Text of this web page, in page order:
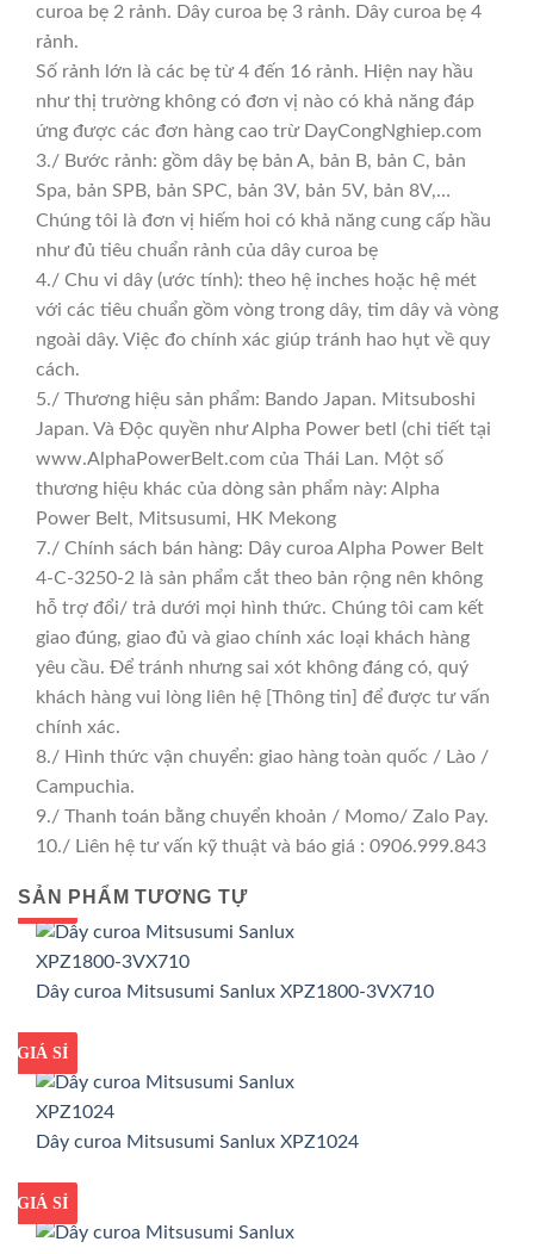
curoa bẹ 2 rảnh. Dây curoa bẹ 3 rảnh. Dây curoa bẹ 4
rảnh.
Số rảnh lớn là các bẹ từ 4 đến 16 rảnh. Hiện nay hầu
như thị trường không có đơn vị nào có khả năng đáp
ứng được các đơn hàng cao trừ DayCongNghiep.com
3./ Bước rảnh: gồm dây bẹ bản A, bản B, bản C, bản
Spa, bản SPB, bản SPC, bản 3V, bản 5V, bản 8V,…
Chúng tôi là đơn vị hiếm hoi có khả năng cung cấp hầu
như đủ tiêu chuẩn rảnh của dây curoa bẹ
4./ Chu vi dây (ước tính): theo hệ inches hoặc hệ mét
với các tiêu chuẩn gồm vòng trong dây, tim dây và vòng
ngoài dây. Việc đo chính xác giúp tránh hao hụt về quy
cách.
5./ Thương hiệu sản phẩm: Bando Japan. Mitsuboshi
Japan. Và Độc quyền như Alpha Power betl (chi tiết tại
www.AlphaPowerBelt.com của Thái Lan. Một số
thương hiệu khác của dòng sản phẩm này: Alpha
Power Belt, Mitsusumi, HK Mekong
7./ Chính sách bán hàng: Dây curoa Alpha Power Belt
4-C-3250-2 là sản phẩm cắt theo bản rộng nên không
hỗ trợ đổi/ trả dưới mọi hình thức. Chúng tôi cam kết
giao đúng, giao đủ và giao chính xác loại khách hàng
yêu cầu. Để tránh nhưng sai xót không đáng có, quý
khách hàng vui lòng liên hệ [Thông tin] để được tư vấn
chính xác.
8./ Hình thức vận chuyển: giao hàng toàn quốc / Lào /
Campuchia.
9./ Thanh toán bằng chuyển khoản / Momo/ Zalo Pay.
10./ Liên hệ tư vấn kỹ thuật và báo giá : 0906.999.843
SẢN PHẨM TƯƠNG TỰ
GIÁ TỐT
GIÁ SỈ
Dây curoa Mitsusumi Sanlux XPZ1800-3VX710
GIÁ TỐT
GIÁ SỈ
Dây curoa Mitsusumi Sanlux XPZ1024
GIÁ TỐT
GIÁ SỈ